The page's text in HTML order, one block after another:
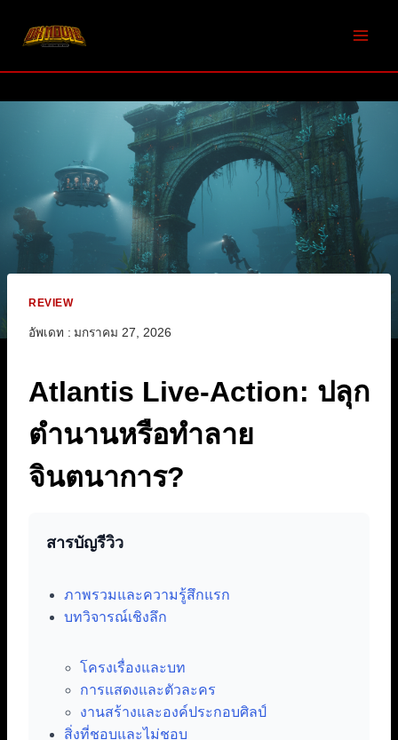
REVIEW
อัพเดท : มกราคม 27, 2026
Atlantis Live-Action: ปลุก
ตำนานหรือทำลาย
จินตนาการ?
สารบัญรีวิว
ภาพรวมและความรู้สึกแรก
บทวิจารณ์เชิงลึก
โครงเรื่องและบท
การแสดงและตัวละคร
งานสร้างและองค์ประกอบศิลป์
สิ่งที่ชอบและไม่ชอบ